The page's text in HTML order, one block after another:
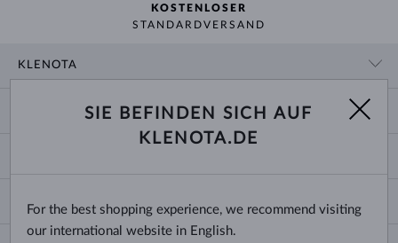
KOSTENLOSER
STANDARDVERSAND
KLENOTA
BLOG
ZAHLUNG UND VERSAND
TRAURINGE AUSWÄHLEN
ECHTHEITSZERTIFIKATE
KETTENGRÖSSEN UND -ARTEN
ARMBANDGRÖSSEN
Deutschland & Österreich
SIE BEFINDEN SICH AUF
KLENOTA.DE
For the best shopping experience, we recommend visiting
our international website in English.